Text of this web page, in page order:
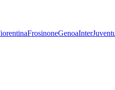
FrosinoneGenoaInter